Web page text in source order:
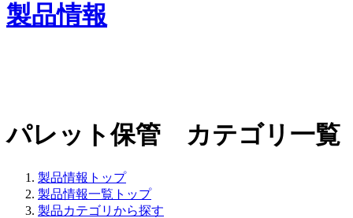
製品情報
パレット保管 カテゴリ一覧
製品情報トップ
製品情報一覧トップ
製品カテゴリから探す